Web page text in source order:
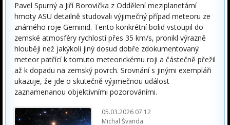
Pavel Spurný a Jiří Borovička z Oddělení meziplanetární
hmoty ASU detailně studovali výjimečný případ meteoru ze
známého roje Geminid. Tento konkrétní bolid vstoupil do
zemské atmosféry rychlostí přes 35 km/s, pronikl výrazně
hlouběji než jakýkoli jiný dosud dobře zdokumentovaný
meteor patřící k tomuto meteorickému roji a částečně přežil
až k dopadu na zemský povrch. Srovnání s jinými exempláři
ukazuje, že jde o skutečně výjimečnou událost
zaznamenanou objektivními pozorováními.
05.03.2026 07:12
Michal Švanda